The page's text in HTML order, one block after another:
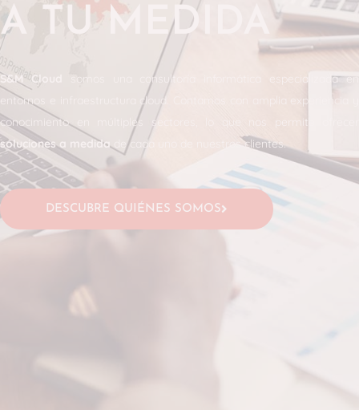
A TU MEDIDA
S&M Cloud
somos una consultoría informática especializada en
entornos e infraestructura cloud. Contamos con amplia experiencia y
conocimiento en múltiples sectores, lo que nos permite ofrecer
soluciones a medidade cada uno de nuestros clientes.
DESCUBRE QUIÉNES SOMOS